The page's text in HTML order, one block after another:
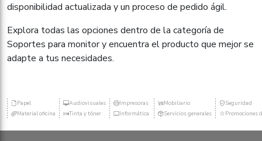
disponibilidad actualizada y un proceso de pedido ágil.
Explora todas las opciones dentro de la categoría de
Soportes para monitor y encuentra el producto que mejor se
adapte a tus necesidades.
Papel
Material oficina
Audiovisuales
Tinta y tóner
Impresoras
Informática
Mobiliario
Servicios generales
Seguridad
Promociones